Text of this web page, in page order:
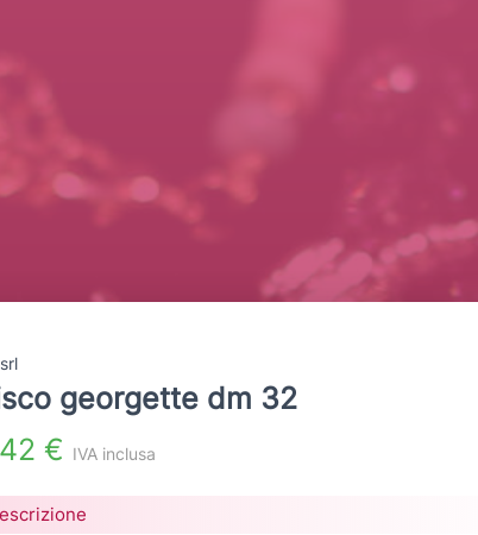
georgette dm 32
€ IVA inclusa